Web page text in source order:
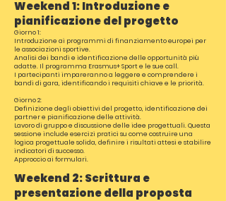
Weekend 1: Introduzione e
pianificazione del progetto
Giorno 1:
Introduzione ai programmi di finanziamento europei per
le associazioni sportive.
Analisi dei bandi e identificazione delle opportunità più
adatte. Il programma Erasmus+ Sport e le sue call.
I partecipanti impareranno a leggere e comprendere i
bandi di gara, identificando i requisiti chiave e le priorità.
Giorno 2:
Definizione degli obiettivi del progetto, identificazione dei
partner e pianificazione delle attività.
Lavoro di gruppo e discussione delle idee progettuali. Questa
sessione include esercizi pratici su come costruire una
logica progettuale solida, definire i risultati attesi e stabilire
indicatori di successo.
Approccio ai formulari.
Weekend 2: Scrittura e
presentazione della proposta